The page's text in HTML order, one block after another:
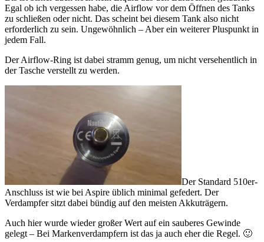
Egal ob ich vergessen habe, die Airflow vor dem Öffnen des Tanks
zu schließen oder nicht. Das scheint bei diesem Tank also nicht
erforderlich zu sein. Ungewöhnlich – Aber ein weiterer Pluspunkt in
jedem Fall.
Der Airflow-Ring ist dabei stramm genug, um nicht versehentlich in
der Tasche verstellt zu werden.
Der Standard 510er-
Anschluss ist wie bei Aspire üblich minimal gefedert. Der
Verdampfer sitzt dabei bündig auf den meisten Akkuträgern.
Auch hier wurde wieder großer Wert auf ein sauberes Gewinde
gelegt – Bei Markenverdampfern ist das ja auch eher die Regel. 🙂